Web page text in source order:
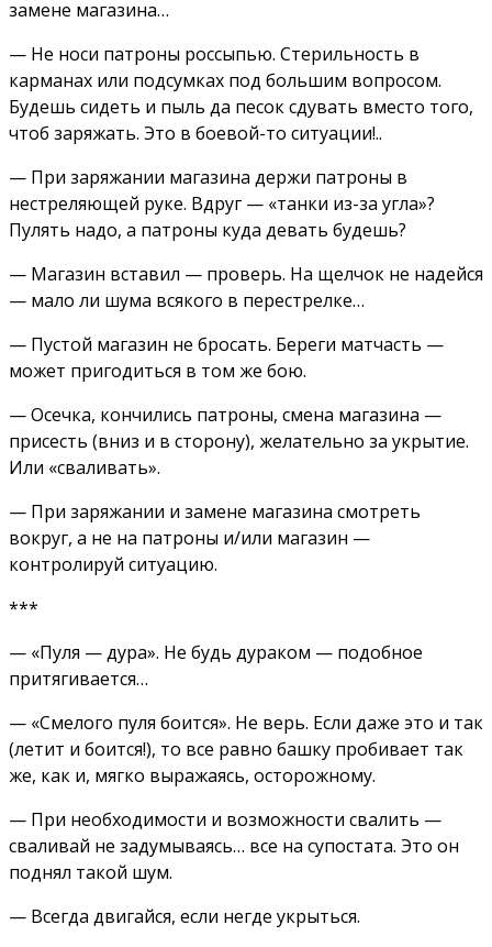
замене магазина…
— Не носи патроны россыпью. Стерильность в
карманах или подсумках под большим вопросом.
Будешь сидеть и пыль да песок сдувать вместо того,
чтоб заряжать. Это в боевой-то ситуации!..
— При заряжании магазина держи патроны в
нестреляющей руке. Вдруг — «танки из-за угла»?
Пулять надо, а патроны куда девать будешь?
— Магазин вставил — проверь. На щелчок не надейся
— мало ли шума всякого в перестрелке…
— Пустой магазин не бросать. Береги матчасть —
может пригодиться в том же бою.
— Осечка, кончились патроны, смена магазина —
присесть (вниз и в сторону), желательно за укрытие.
Или «сваливать».
— При заряжании и замене магазина смотреть
вокруг, а не на патроны и/или магазин —
контролируй ситуацию.
***
— «Пуля — дура». Не будь дураком — подобное
притягивается…
— «Смелого пуля боится». Не верь. Если даже это и так
(летит и боится!), то все равно башку пробивает так
же, как и, мягко выражаясь, осторожному.
— При необходимости и возможности свалить —
сваливай не задумываясь… все на супостата. Это он
поднял такой шум.
— Всегда двигайся, если негде укрыться.